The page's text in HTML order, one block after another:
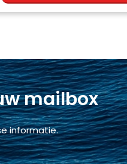
mailbox
informatie.